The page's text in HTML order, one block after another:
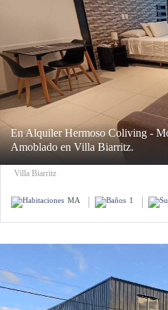
En Alquiler Hermoso Coliving -
Amoblado en Villa Biarritz.
Villa Biarritz
MA 1